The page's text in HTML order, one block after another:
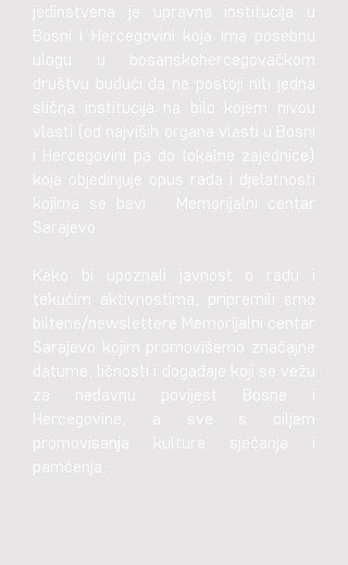
jedinstvena je upravna institucija u
Bosni i Hercegovini koja ima posebnu
ulogu u bosanskohercegovačkom
društvu budući da ne postoji niti jedna
slična institucija na bilo kojem nivou
vlasti (od najviših organa vlasti u Bosni
i Hercegovini pa do lokalne zajednice)
koja objedinjuje opus rada i djelatnosti
kojima se bavi Memorijalni centar
Sarajevo.
Kako bi upoznali javnost o radu i
tekućim aktivnostima, pripremili smo
biltene/newslettere Memorijalni centar
Sarajevo kojim promovišemo značajne
datume, ličnosti i događaje koji se vežu
za nedavnu povijest Bosne i
Hercegovine, a sve s ciljem
promovisanja kulture sjećanja i
pamćenja.